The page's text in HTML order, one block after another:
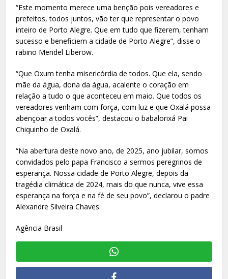
“Este momento merece uma benção pois vereadores e
prefeitos, todos juntos, vão ter que representar o povo
inteiro de Porto Alegre. Que em tudo que fizerem, tenham
sucesso e beneficiem a cidade de Porto Alegre”, disse o
rabino Mendel Liberow.
“Que Oxum tenha misericórdia de todos. Que ela, sendo
mãe da água, dona da água, acalente o coração em
relação a tudo o que aconteceu em maio. Que todos os
vereadores venham com força, com luz e que Oxalá possa
abençoar a todos vocês”, destacou o babalorixá Pai
Chiquinho de Oxalá.
“Na abertura deste novo ano, de 2025, ano jubilar, somos
convidados pelo papa Francisco a sermos peregrinos de
esperança. Nossa cidade de Porto Alegre, depois da
tragédia climática de 2024, mais do que nunca, vive essa
esperança na força e na fé de seu povo”, declarou o padre
Alexandre Silveira Chaves.
Agência Brasil